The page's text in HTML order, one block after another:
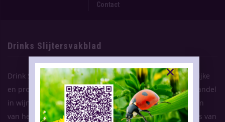
Contact
Drinks Slijtersvakblad
Drink Slijtersvakblad informeert al 74 jaar op onafhankelijke
en professionele wijze de Nederlandse detail- en groothandel
in wijn, bier, gedistilleerd en frisdranken in de ruimste zin
van het woord. Naast slijters, wijnhandelaren en inkopers van